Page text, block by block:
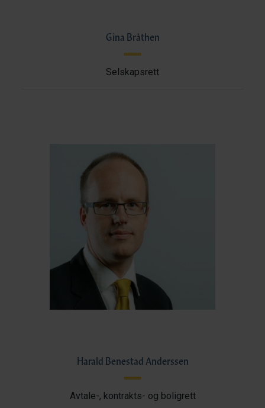
Gina Bråthen
Selskapsrett
Harald Benestad Anderssen
Avtale-, kontrakts- og boligrett